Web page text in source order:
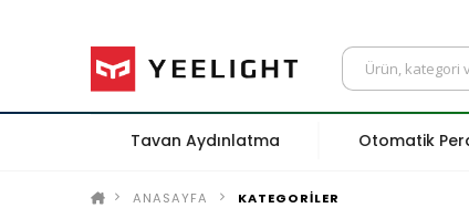
Tavan Aydınlatma Otomatik
ANASAYFA KATEGORİLER